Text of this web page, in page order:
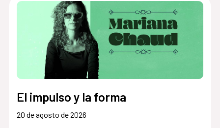
El impulso y la forma
20 de agosto de 2026